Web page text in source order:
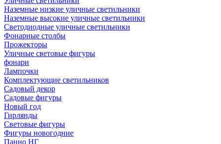
Наземные низкие уличные светильники
Наземные высокие уличные светильники
Светодиодные уличные светильники
Фонарные столбы
Прожекторы
Уличные световые фигуры
фонари
Лампочки
Комплектующие светильников
Садовый декор
Садовые фигуры
Новый год
Гирлянды
Световые фигуры
Фигуры новогодние
Панно НГ